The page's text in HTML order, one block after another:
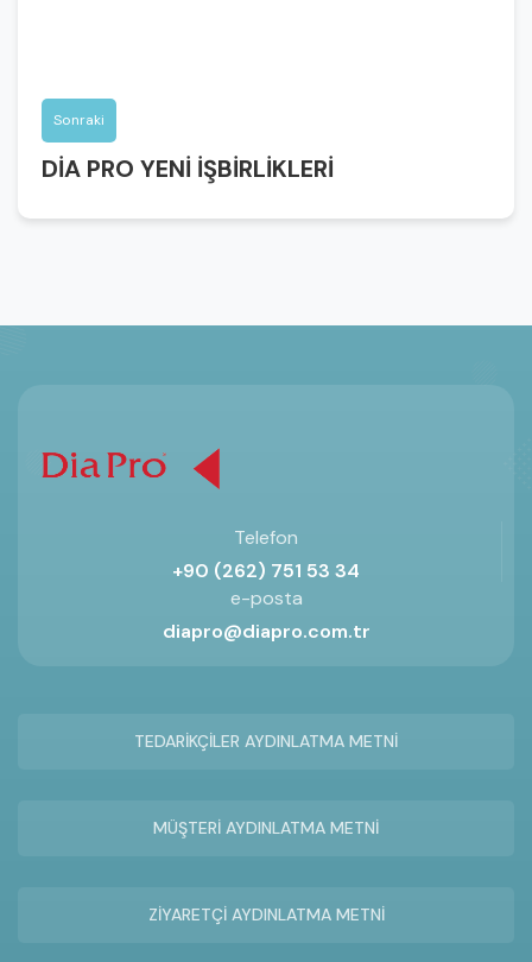
Sonraki
DİA PRO YENİ İŞBİRLİKLERİ
Telefon
+90 (262) 751 53 34
e-posta
diapro@diapro.com.tr
TEDARİKÇİLER AYDINLATMA METNİ
MÜŞTERİ AYDINLATMA METNİ
ZİYARETÇİ AYDINLATMA METNİ